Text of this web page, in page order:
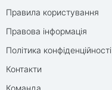
Правила користування
Правова інформація
Політика конфіденційності
Контакти
Команда